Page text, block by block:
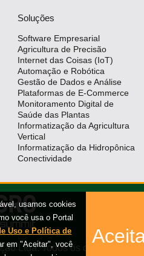
usamos cookies
você usa o Portal
Uso e Política de
em "Aceitar", você
Soluções
Software Empresarial
Agricultura de Precisão
Internet das Coisas (IoT)
Automação e Robótica
Gestão de Dados e Análise
Plataformas de E-Commerce
Monitoramento Digital de
Saúde das Plantas
Informatização da Agricultura
Vertical
Informatização da Hidropônica
Conectividade
Ltda. Todos os direitos